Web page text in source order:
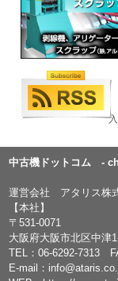
中古機ドットコム -
運営会社 アタリス株
【本社】
〒531-0071
大阪府大阪市北区中
TEL：06-6292-7313
E-mail：